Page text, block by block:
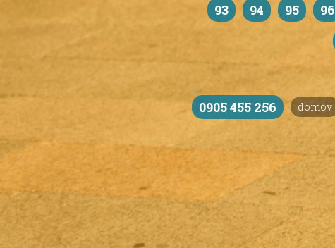
93
94 95 96
0905 455 256 domov